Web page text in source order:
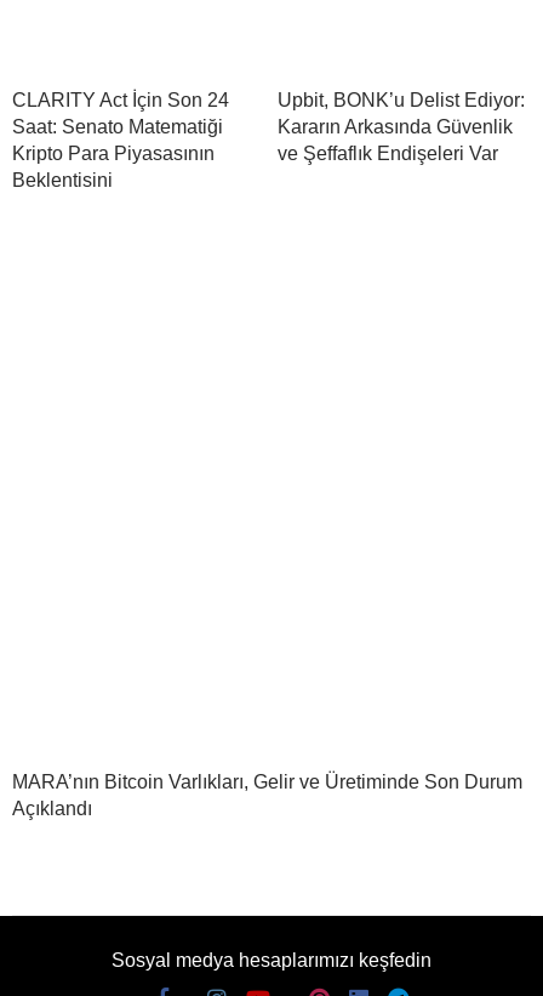
CLARITY Act İçin Son 24
Saat: Senato Matematiği
Kripto Para Piyasasının
Beklentisini
Upbit, BONK’u Delist Ediyor:
Kararın Arkasında Güvenlik
ve Şeffaflık Endişeleri Var
MARA’nın Bitcoin Varlıkları, Gelir ve Üretiminde Son Durum
Açıklandı
Sosyal medya hesaplarımızı keşfedin